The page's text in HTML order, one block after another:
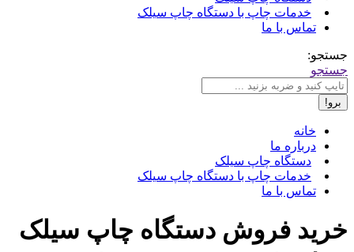
خدمات چاپ با دستگاه چاپ سیلک
تماس با ما
جستجو:
جستجو
خانه
درباره ما
دستگاه چاپ سیلک
خدمات چاپ با دستگاه چاپ سیلک
تماس با ما
خرید فروش دستگاه چاپ سیلک